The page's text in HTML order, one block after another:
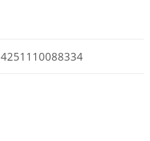
4251110088334